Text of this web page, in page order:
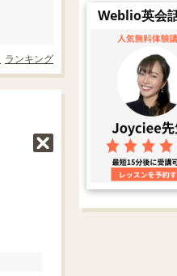
ランキング
Weblio英会